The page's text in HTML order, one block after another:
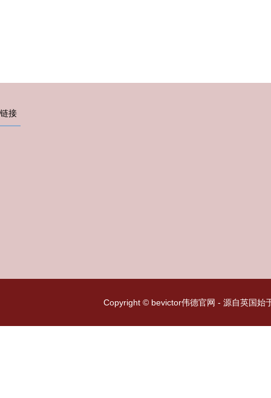
链接
Copyright © bevictor伟德官网 - 源自英国